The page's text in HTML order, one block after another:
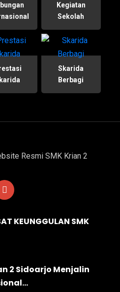
Kegiatan
Sekolah
Skarida
Berbagi
Resmi SMK Krian 2
KEUNGGULAN SMK
2 Sidoarjo Menjalin